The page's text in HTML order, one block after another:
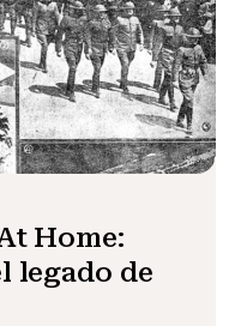
Home:
legado de